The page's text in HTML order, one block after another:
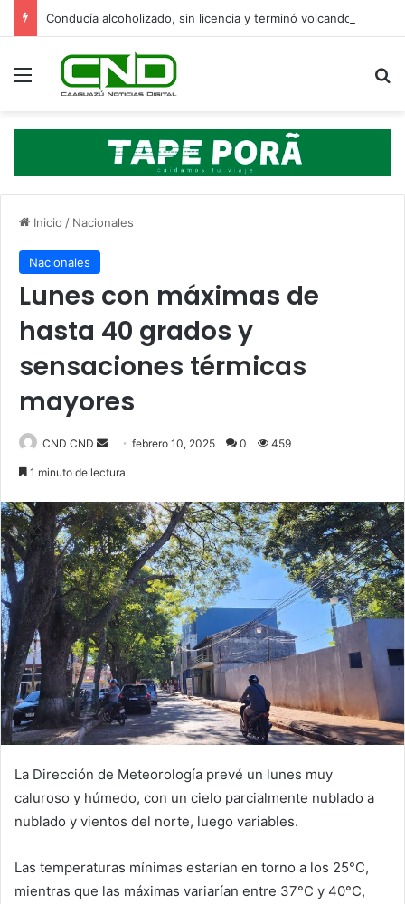
Menú
Inicio / Nacionales
Nacionales
Lunes con máximas de
hasta 40 grados y
sensaciones térmicas
mayores
CND CND
Sendfebrero 10, 2025 0 459
1 minuto de lectura
La Dirección de Meteorología prevé un lunes muy
caluroso y húmedo, con un cielo parcialmente nublado a
nublado y vientos del norte, luego variables.
Las temperaturas mínimas estarían en torno a los 25°C,
mientras que las máximas variarían entre 37°C y 40°C,